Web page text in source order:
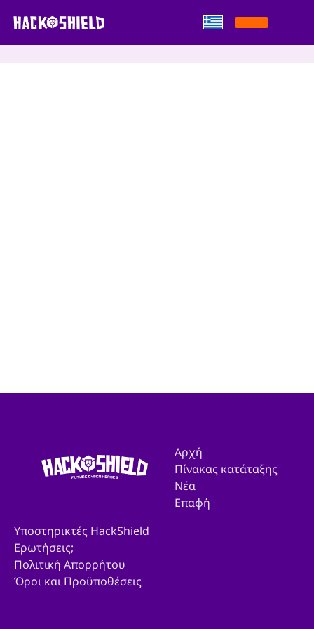
Αρχή
Πίνακας κατάταξης
Νέα
Επαφή
Υποστηρικτές HackShield
Ερωτήσεις;
Πολιτική Απορρήτου
Όροι και Προϋποθέσεις